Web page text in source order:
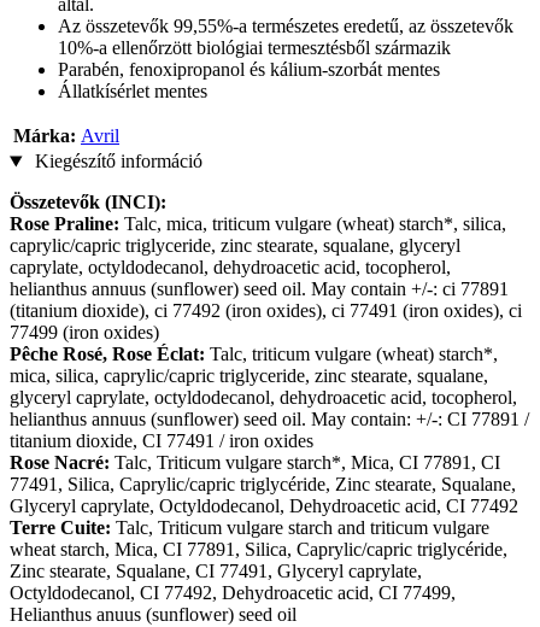
által.
Az összetevők 99,55%-a természetes eredetű, az összetevők
10%-a ellenőrzött biológiai termesztésből származik
Parabén, fenoxipropanol és kálium-szorbát mentes
Állatkísérlet mentes
Márka: Avril
Kiegészítő információ
Összetevők (INCI):
Rose Praline: Talc, mica, triticum vulgare (wheat) starch*, silica,
caprylic/capric triglyceride, zinc stearate, squalane, glyceryl
caprylate, octyldodecanol, dehydroacetic acid, tocopherol,
helianthus annuus (sunflower) seed oil. May contain +/-: ci 77891
(titanium dioxide), ci 77492 (iron oxides), ci 77491 (iron oxides), ci
77499 (iron oxides)
Pêche Rosé, Rose Éclat: Talc, triticum vulgare (wheat) starch*,
mica, silica, caprylic/capric triglyceride, zinc stearate, squalane,
glyceryl caprylate, octyldodecanol, dehydroacetic acid, tocopherol,
helianthus annuus (sunflower) seed oil. May contain: +/-: CI 77891 /
titanium dioxide, CI 77491 / iron oxides
Rose Nacré: Talc, Triticum vulgare starch*, Mica, CI 77891, CI
77491, Silica, Caprylic/capric triglycéride, Zinc stearate, Squalane,
Glyceryl caprylate, Octyldodecanol, Dehydroacetic acid, CI 77492
Terre Cuite: Talc, Triticum vulgare starch and triticum vulgare
wheat starch, Mica, CI 77891, Silica, Caprylic/capric triglycéride,
Zinc stearate, Squalane, CI 77491, Glyceryl caprylate,
Octyldodecanol, CI 77492, Dehydroacetic acid, CI 77499,
Helianthus anuus (sunflower) seed oil